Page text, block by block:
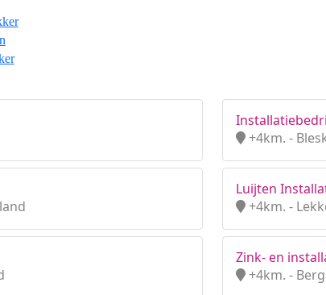
+4km. -
Luijten
+4km. -
Zink- en
+4km. -